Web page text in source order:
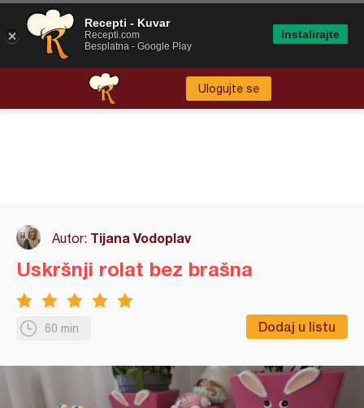
Ulogujte se
Autor: Tijana Vodoplav
60 min Dodaj u listu
Uskršnji rolat bez brašna
Recepti - Kuvar
Recepti.com
Besplatna - Google Play
Instalirajte